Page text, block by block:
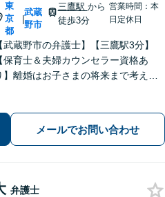
東
京
都
|
武蔵
野市
三鷹駅 から
徒歩3分
営業時間：本
日定休日
【武蔵野市の弁護士】【三鷹駅3分】
【保育士＆夫婦カウンセラー資格あ
】離婚はお子さまの将来まで考えた
も引き受けております」【平日夜間相
メールでお問い合わせ
弁護士